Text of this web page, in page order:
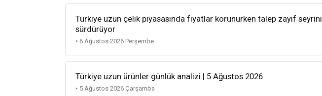
Türkiye uzun çelik piyasasında fiyatlar korunurken talep zayıf seyrini
sürdürüyor
• 6 Ağustos 2026 Perşembe
Türkiye uzun ürünler günlük analizi | 5 Ağustos 2026
• 5 Ağustos 2026 Çarşamba